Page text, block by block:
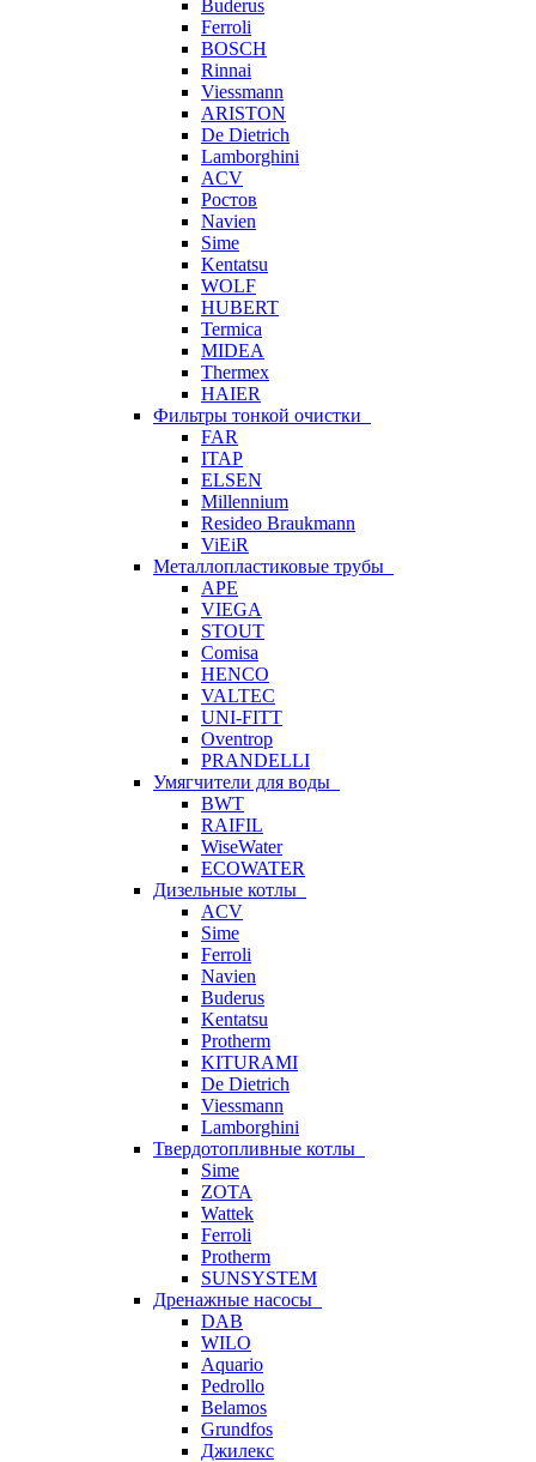
Buderus
Ferroli
BOSCH
Rinnai
Viessmann
ARISTON
De Dietrich
Lamborghini
ACV
Ростов
Navien
Sime
Kentatsu
WOLF
HUBERT
Termica
MIDEA
Thermex
HAIER
Фильтры тонкой очистки
FAR
ITAP
ELSEN
Millennium
Resideo Braukmann
ViEiR
Металлопластиковые трубы
APE
VIEGA
STOUT
Comisa
HENCO
VALTEC
UNI-FITT
Oventrop
PRANDELLI
Умягчители для воды
BWT
RAIFIL
WiseWater
ECOWATER
Дизельные котлы
ACV
Sime
Ferroli
Navien
Buderus
Kentatsu
Protherm
KITURAMI
De Dietrich
Viessmann
Lamborghini
Твердотопливные котлы
Sime
ZOTA
Wattek
Ferroli
Protherm
SUNSYSTEM
Дренажные насосы
DAB
WILO
Aquario
Pedrollo
Belamos
Grundfos
Джилекс